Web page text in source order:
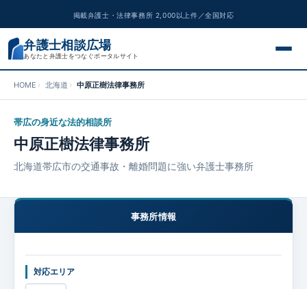
掲載弁護士・法律事務所 2,000以上件／全国対応
弁護士相談広場
あなたと弁護士をつなぐポータルサイト
交通事故
離婚問題
遺産相続
債務整理
労働問題
HOME 北海道 中原正樹法律事務所
帯広の身近な法的相談所
中原正樹法律事務所
北海道帯広市の交通事故・離婚問題に強い弁護士事務所
事務所情報
対応エリア